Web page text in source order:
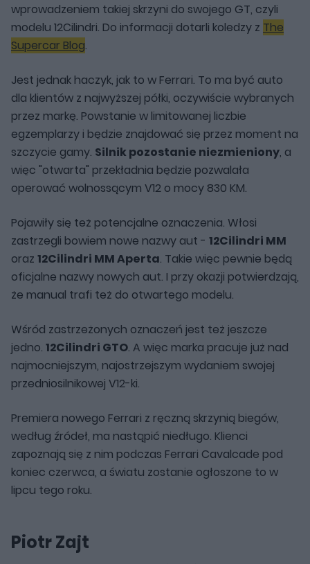
wprowadzeniem takiej skrzyni do swojego GT, czyli
modelu 12Cilindri. Do informacji dotarli koledzy z The
Supercar Blog.
Jest jednak haczyk, jak to w Ferrari. To ma być auto
dla klientów z najwyższej półki, oczywiście wybranych
przez markę. Powstanie w limitowanej liczbie
egzemplarzy i będzie znajdować się przez moment na
szczycie gamy. Silnik pozostanie niezmieniony, a
więc "otwarta" przekładnia będzie pozwalała
operować wolnossącym V12 o mocy 830 KM.
Pojawiły się też potencjalne oznaczenia. Włosi
zastrzegli bowiem nowe nazwy aut - 12Cilindri MM
oraz 12Cilindri MM Aperta. Takie więc pewnie będą
oficjalne nazwy nowych aut. I przy okazji potwierdzają,
że manual trafi też do otwartego modelu.
Wśród zastrzeżonych oznaczeń jest też jeszcze
jedno. 12Cilindri GTO. A więc marka pracuje już nad
najmocniejszym, najostrzejszym wydaniem swojej
przedniosilnikowej V12-ki.
Premiera nowego Ferrari z ręczną skrzynią biegów,
według źródeł, ma nastąpić niedługo. Klienci
zapoznają się z nim podczas Ferrari Cavalcade pod
koniec czerwca, a światu zostanie ogłoszone to w
lipcu tego roku.
Piotr Zajt